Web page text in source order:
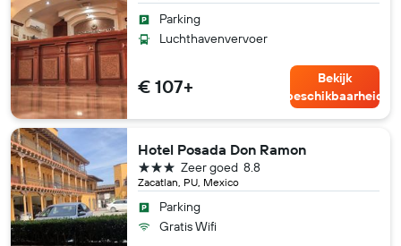
Parking
Luchthavenvervoer
€ 107+
Bekijk
beschikbaarheid
Hotel Posada Don Ramon
Zacatlan, PU, Mexico
8.8
Zeer goed
3 sterren
Parking
Gratis Wifi